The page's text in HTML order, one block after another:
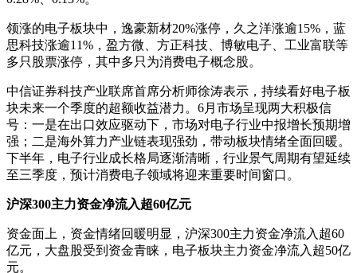
领涨的电子板块中，逸豪新材20%涨停，久之洋涨逾15%，蓝
思科技涨逾11%，盈方微、方正科技、博敏电子、工业富联等
多只股票涨停，其中多只为消费电子概念股。
中信证券科技产业联席首席分析师徐涛表示，持续看好电子板
块未来一个季度的超额收益潜力。6月市场呈现两大积极信
号：一是在出口效应驱动下，市场对电子行业中报增长预期增
强；二是海外算力产业链表现强劲，带动板块情绪全面回暖。
下半年，电子行业成长格局逐渐清晰，行业景气周期有望延续
至三季度，预计消费电子领域将迎来重要时间窗口。
沪深300主力资金净流入超60亿元
资金面上，资金情绪回暖明显，沪深300主力资金净流入超60
亿元，大盘股受到资金青睐，电子板块主力资金净流入超50亿
元。